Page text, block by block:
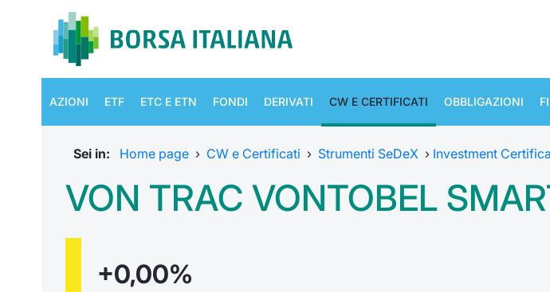
AZIONI ETF ETC E ETN FONDI DERIVATI CW E CERTIFICATI OBBLIGAZIONI
Sei in: Home page › CW e Certificati › Strumenti SeDeX › Investment
VON TRAC VONTOBEL
+0,00%